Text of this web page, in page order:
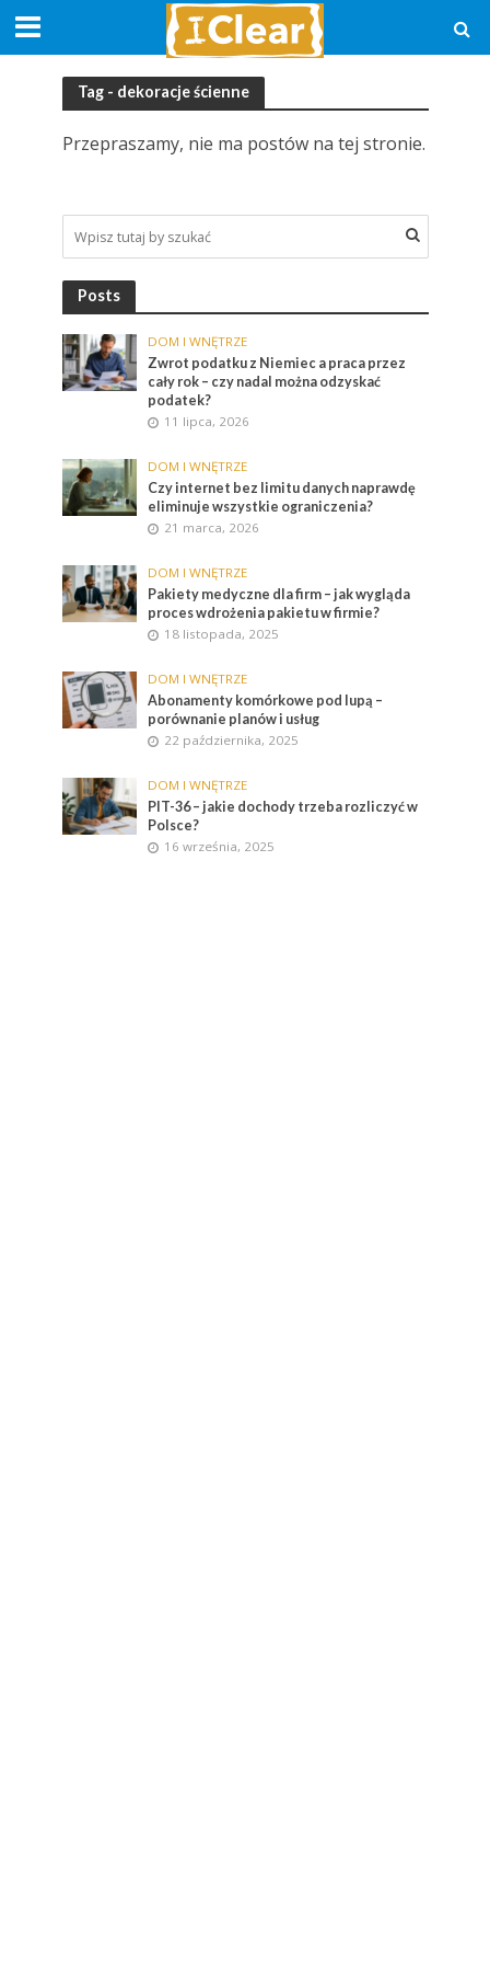
Tag - dekoracje ścienne
Przepraszamy, nie ma postów na tej stronie.
Posts
DOM I WNĘTRZE
Zwrot podatku z Niemiec a praca przez
cały rok – czy nadal można odzyskać
podatek?
11 lipca, 2026
DOM I WNĘTRZE
Czy internet bez limitu danych naprawdę
eliminuje wszystkie ograniczenia?
21 marca, 2026
DOM I WNĘTRZE
Pakiety medyczne dla firm – jak wygląda
proces wdrożenia pakietu w firmie?
18 listopada, 2025
DOM I WNĘTRZE
Abonamenty komórkowe pod lupą –
porównanie planów i usług
22 października, 2025
DOM I WNĘTRZE
PIT-36 – jakie dochody trzeba rozliczyć w
Polsce?
16 września, 2025